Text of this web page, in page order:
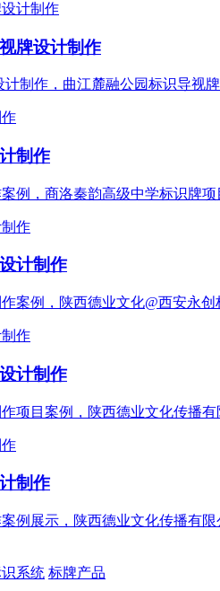
牌设计制作
制作，曲江麓融公园标识导视
制作
例，商洛秦韵高级中学标识牌
计制作
案例，陕西德业文化@西安永
计制作
项目案例，陕西德业文化传播
制作
例展示，陕西德业文化传播有
系统 标牌产品